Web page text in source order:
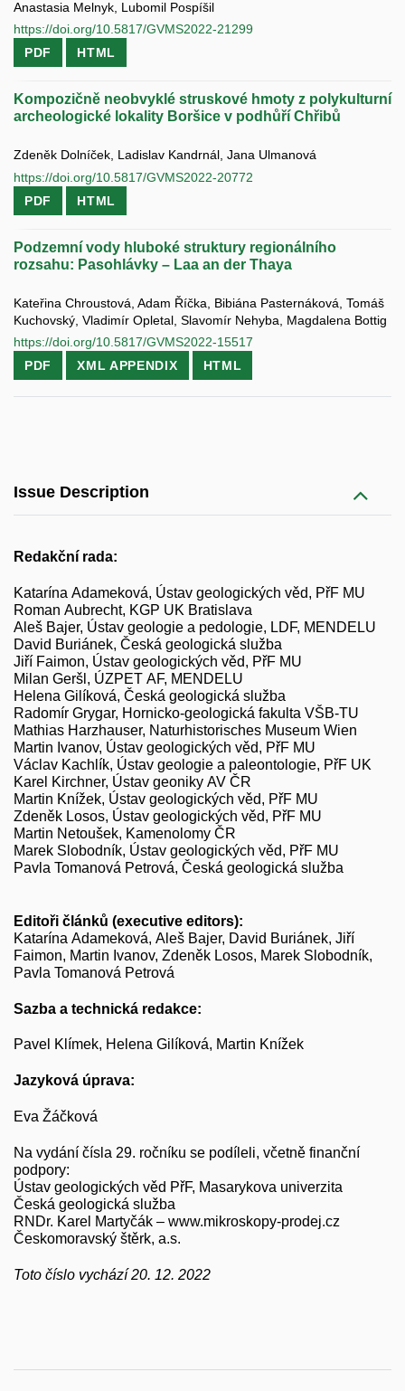
Anastasia Melnyk, Lubomil Pospíšil
https://doi.org/10.5817/GVMS2022-21299
PDF
HTML
Kompozičně neobvyklé struskové hmoty z polykulturní
archeologické lokality Boršice v podhůří Chřibů
Zdeněk Dolníček, Ladislav Kandrnál, Jana Ulmanová
https://doi.org/10.5817/GVMS2022-20772
PDF
HTML
Podzemní vody hluboké struktury regionálního
rozsahu: Pasohlávky – Laa an der Thaya
Kateřina Chroustová, Adam Říčka, Bibiána Pasternáková, Tomáš
Kuchovský, Vladimír Opletal, Slavomír Nehyba, Magdalena Bottig
https://doi.org/10.5817/GVMS2022-15517
PDF
XML APPENDIX HTML
Issue Description
Redakční rada:
Katarína Adameková, Ústav geologických věd, PřF MU
Roman Aubrecht, KGP UK Bratislava
Aleš Bajer, Ústav geologie a pedologie, LDF, MENDELU
David Buriánek, Česká geologická služba
Jiří Faimon, Ústav geologických věd, PřF MU
Milan Geršl, ÚZPET AF, MENDELU
Helena Gilíková, Česká geologická služba
Radomír Grygar, Hornicko-geologická fakulta VŠB-TU
Mathias Harzhauser, Naturhistorisches Museum Wien
Martin Ivanov, Ústav geologických věd, PřF MU
Václav Kachlík, Ústav geologie a paleontologie, PřF UK
Karel Kirchner, Ústav geoniky AV ČR
Martin Knížek, Ústav geologických věd, PřF MU
Zdeněk Losos, Ústav geologických věd, PřF MU
Martin Netoušek, Kamenolomy ČR
Marek Slobodník, Ústav geologických věd, PřF MU
Pavla Tomanová Petrová, Česká geologická služba
Editoři článků (executive editors):
Katarína Adameková, Aleš Bajer, David Buriánek, Jiří
Faimon, Martin Ivanov, Zdeněk Losos, Marek Slobodník,
Pavla Tomanová Petrová
Sazba a technická redakce:
Pavel Klímek, Helena Gilíková, Martin Knížek
Jazyková úprava:
Eva Žáčková
Na vydání čísla 29. ročníku se podíleli, včetně finanční
podpory:
Ústav geologických věd PřF, Masarykova univerzita
Česká geologická služba
RNDr. Karel Martyčák – www.mikroskopy-prodej.cz
Českomoravský štěrk, a.s.
Toto číslo vychází 20. 12. 2022